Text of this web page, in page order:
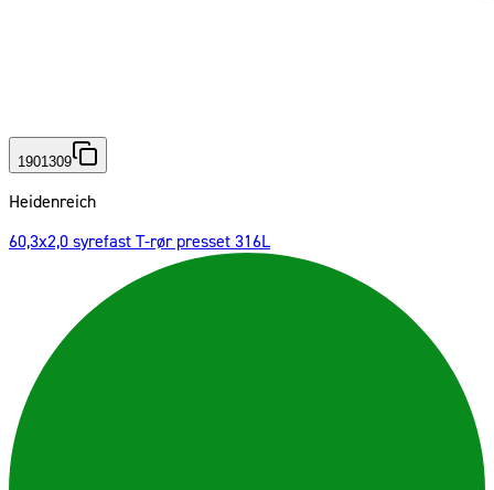
1901309
Heidenreich
60,3x2,0 syrefast T-rør presset 316L